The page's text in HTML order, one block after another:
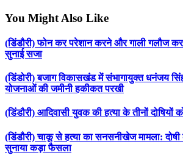
You Might Also Like
(डिंडौरी) फोन कर परेशान करने और गाली गलौज
सुनाई सजा
(डिंडोरी) बजाग विकासखंड में संभागायुक्त धनंजय
योजनाओं की जमीनी हकीकत परखी
(डिंडौरी) आदिवासी युवक की हत्या के तीनों दोषियों
(डिंडौरी) चाकू से हत्या का सनसनीखेज मामला:
सुनाया कड़ा फैसला